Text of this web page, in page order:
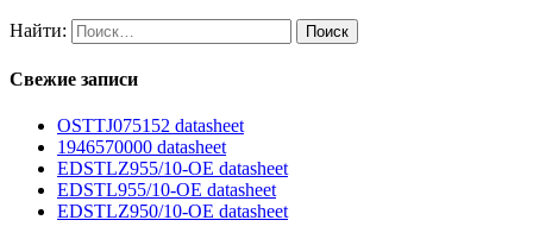
Найти:
Свежие записи
OSTTJ075152 datasheet
1946570000 datasheet
EDSTLZ955/10-OE datasheet
EDSTL955/10-OE datasheet
EDSTLZ950/10-OE datasheet